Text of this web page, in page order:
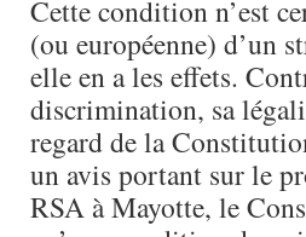
Cette condition n’est
(ou européenne) d’un
elle en a les effets.
discrimination, sa
regard de la
un avis portant sur le
RSA à Mayotte, le